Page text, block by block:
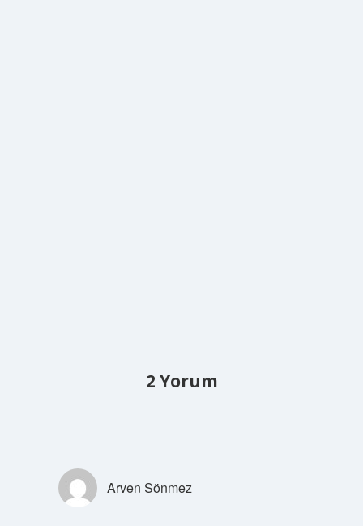
2 Yorum
Arven Sönmez